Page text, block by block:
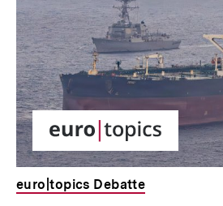
euro|topics Debatte